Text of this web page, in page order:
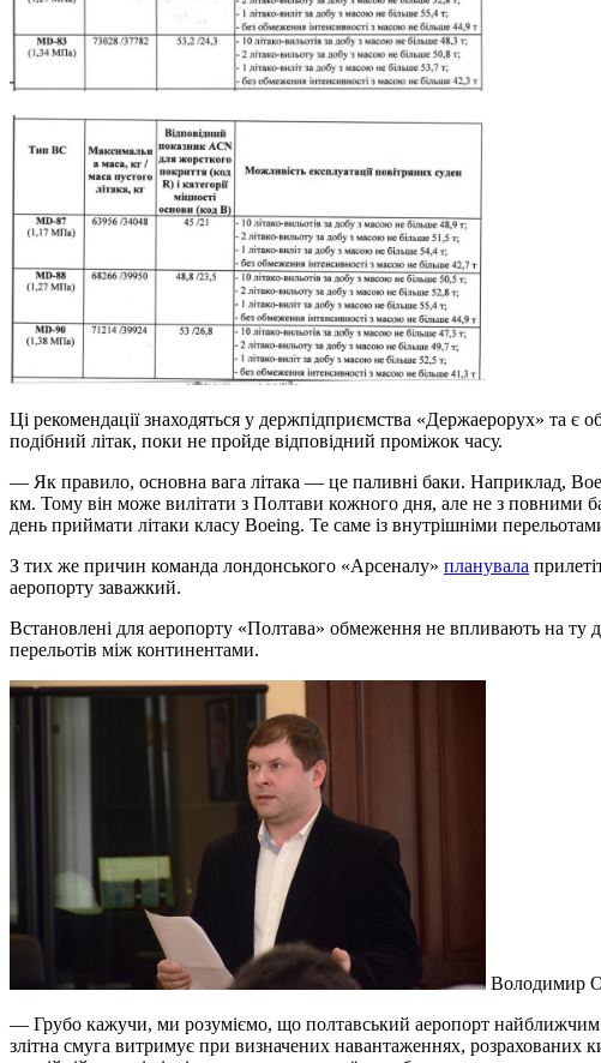
Ці рекомендації знаходяться у держпідприємства «Держаерорух» та
подібний літак, поки не пройде відповідний проміжок часу.
— Як правило, основна вага літака — це паливні баки. Наприклад,
км. Тому він може вилітати з Полтави кожного дня, але не з повними
день приймати літаки класу Boeing. Те саме із внутрішніми
З тих же причин команда лондонського «Арсеналу» планувала
аеропорту заважкий.
Встановлені для аеропорту «Полтава» обмеження не впливають на ту
перельотів між континентами.
Володимир
— Грубо кажучи, ми розуміємо, що полтавський аеропорт найближчим
злітна смуга витримує при визначених навантаженнях,